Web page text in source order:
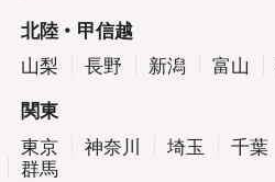
北陸・甲信越
山梨
長野 新潟 富山
関東
東京
神奈川 埼玉 千葉
群馬